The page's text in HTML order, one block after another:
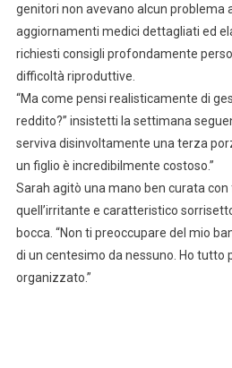
genitori non avevano alcun problema
aggiornamenti medici dettagliati ed
richiesti consigli profondamente
difficoltà riproduttive.
“Ma come pensi realisticamente di
reddito?” insistetti la settimana
serviva disinvoltamente una terza
un figlio è incredibilmente costoso.”
Sarah agitò una mano ben curata
quell’irritante e caratteristico
bocca. “Non ti preoccupare del mio
di un centesimo da nessuno. Ho
organizzato.”